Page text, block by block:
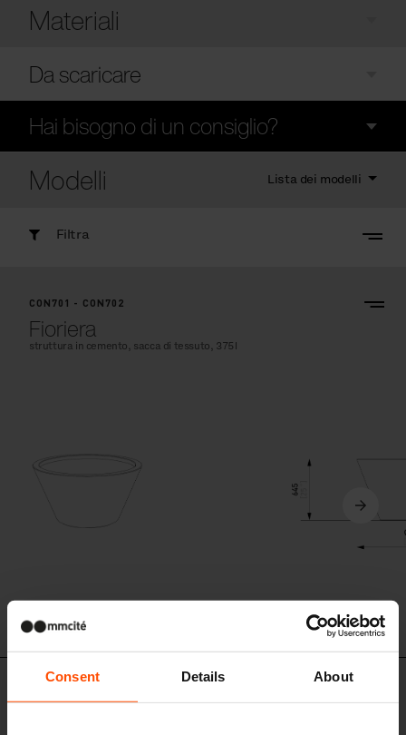
Consent Details About
Materiali
Da scaricare
Hai bisogno di un consiglio?
Modelli Lista dei modelli
Filtra
CON701 - CON702
Fioriera
struttura in cemento, sacca di tessuto, 375l
Set di design